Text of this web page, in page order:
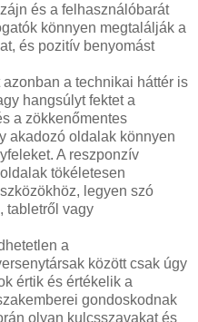
és a felhasználóbarát
könnyen megtalálják a
és pozitív benyomást
a technikai háttér is
hangsúlyt fektet a
a zökkenőmentes
akadozó oldalak könnyen
A reszponzív
tökéletesen
legyen szó
tabletről vagy
a
között csak úgy
értik és értékelik a
gondoskodnak
olyan kulcsszavakat és